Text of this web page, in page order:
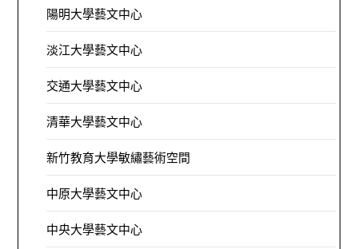
陽明大學藝文中心
淡江大學藝文中心
交通大學藝文中心
清華大學藝文中心
新竹教育大學敏繡藝術空間
中原大學藝文中心
中央大學藝文中心